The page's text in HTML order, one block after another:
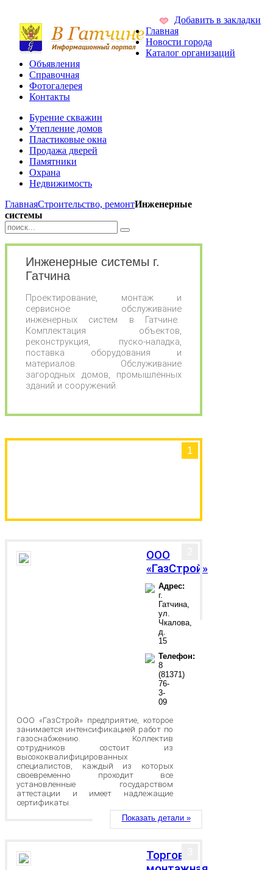
Добавить в закладки
Главная
Новости города
Каталог организаций
Объявления
Справочная
Фотогалерея
Контакты
Бурение скважин
Утепление домов
Пластиковые окна
Продажа дверей
Памятники
Охрана
Недвижимость
ГлавнаяСтроительство, ремонтИнженерные
системы
Инженерные системы г.
Гатчина
Проектирование, монтаж и
сервисное обслуживание
инженерных систем в Гатчине.
Комплектация объектов,
реконструкция, пуско-наладка,
поставка оборудования и
материалов. Обслуживание
загородных домов, промышленных
зданий и сооружений.
1
ООО
«ГазСтрой»
Адрес:
г.
Гатчина,
ул.
Чкалова,
д.
15
Телефон:
8
(81371)
76-
3-
09
ООО «ГазСтрой» предприятие, которое
занимается интенсификацией работ по
газоснабжению. Коллектив
сотрудников состоит из
высококвалифицированных
специалистов, каждый из которых
своевременно проходит все
установленные государством
аттестации и имеет надлежащие
сертификаты.
Показать детали »
Торгово-